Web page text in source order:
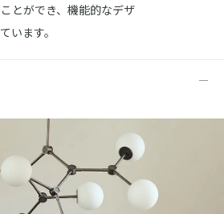
とができ、機能的なデザ
います。